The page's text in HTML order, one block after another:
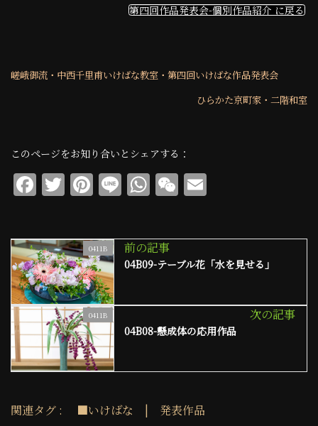
第四回作品発表会-個別作品紹介 に戻る
嵯峨御流・中西千里甫いけばな教室・第四回いけばな作品発表会
ひらかた京町家・二階和室
このページをお知り合いとシェアする：
F
c
e
b
o
o
k
T
it
te
r
Pi
te
re
st
Li
e
W
at
s
A
p
p
W
C
h
at
ai
l
0411B 前の記事
04B09-テーブル花「水を見せる」
0411B 次の記事
04B08-懸成体の応用作品
関連タグ : ■いけばな | 発表作品